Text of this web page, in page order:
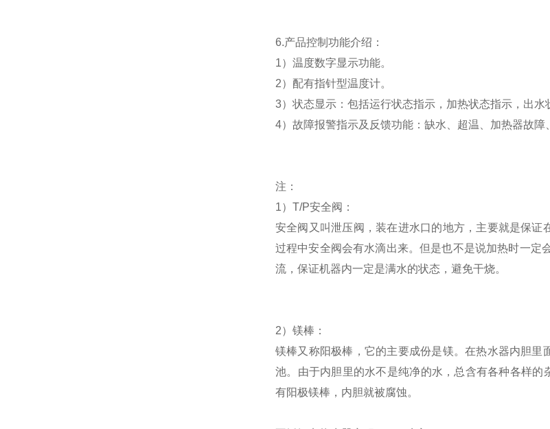
6.产品控制功能介绍：
1）温度数字显示功能。
2）配有指针型温度计。
3）状态显示：包括运行状态指示，加热状态指示，出水
4）故障报警指示及反馈功能：缺水、超温、加热器故障
注：
1） T/P安全阀：
安全阀又叫泄压阀 ，装在进水口的地方，主要就是保
过程中安全阀会有水滴出来。但是也不是说加热时一定
流，保证机器内一定是满水的状态，避免干烧。
2） 镁棒：
镁棒又称阳极棒 ，它的主要成份是镁。在热水器内胆
池。由于内胆里的水不是纯净的水，总含有各种各样
有阳极镁棒，内胆就被腐蚀。